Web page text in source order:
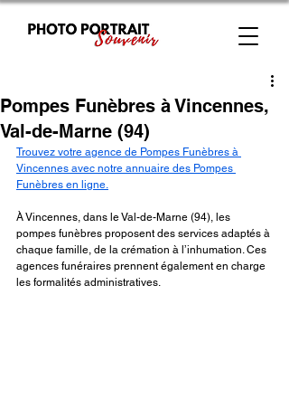
Pompes Funèbres à Vincennes,
Val-de-Marne (94)
Trouvez votre agence de Pompes Funèbres à
Vincennes avec notre annuaire des Pompes
Funèbres en ligne.
À Vincennes, dans le Val-de-Marne (94), les
pompes funèbres proposent des services adaptés à
chaque famille, de la crémation à l’inhumation. Ces
agences funéraires prennent également en charge
les formalités administratives.